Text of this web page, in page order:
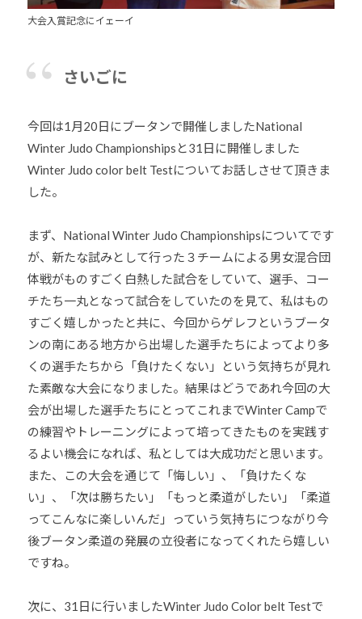
大会入賞記念にイェーイ
さいごに
今回は1月20日にブータンで開催しましたNational
Winter Judo Championshipsと31日に開催しました
Winter Judo color belt Testについてお話しさせて頂きま
した。
まず、National Winter Judo Championshipsについてです
が、新たな試みとして行った３チームによる男女混合団
体戦がものすごく白熱した試合をしていて、選手、コー
チたち一丸となって試合をしていたのを見て、私はもの
すごく嬉しかったと共に、今回からゲレフというブータ
ンの南にある地方から出場した選手たちによってより多
くの選手たちから「負けたくない」という気持ちが見れ
た素敵な大会になりました。結果はどうであれ今回の大
会が出場した選手たちにとってこれまでWinter Campで
の練習やトレーニングによって培ってきたものを実践す
るよい機会になれば、私としては大成功だと思います。
また、この大会を通じて「悔しい」、「負けたくな
い」、「次は勝ちたい」「もっと柔道がしたい」「柔道
ってこんなに楽しいんだ」っていう気持ちにつながり今
後ブータン柔道の発展の立役者になってくれたら嬉しい
ですね。
次に、31日に行いましたWinter Judo Color belt Testで